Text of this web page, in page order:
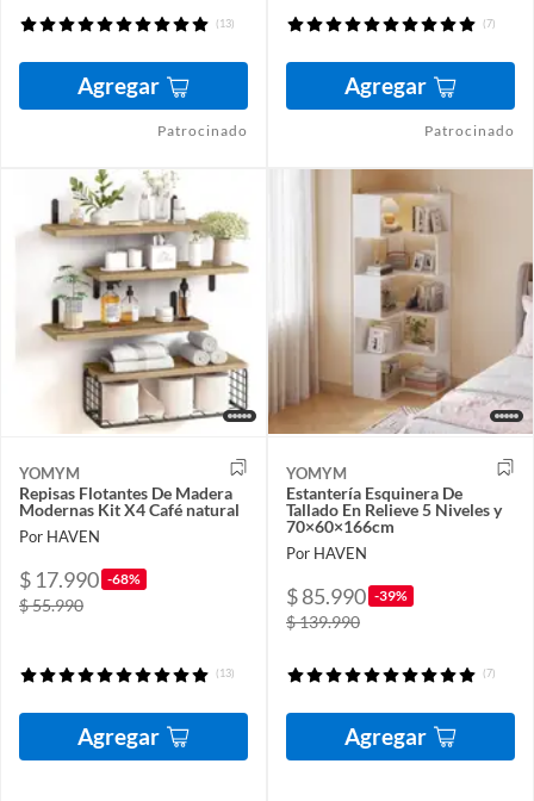
(13)
Agregar
Patrocinado
(7)
Agregar
Patrocinado
YOMYM
Repisas Flotantes De Madera
Modernas Kit X4 Café natural
Por HAVEN
$ 17.990 -68%
$ 55.990
(13)
Agregar
YOMYM
Estantería Esquinera De
Tallado En Relieve 5 Niveles y
70×60×166cm
Por HAVEN
$ 85.990 -39%
$ 139.990
(7)
Agregar